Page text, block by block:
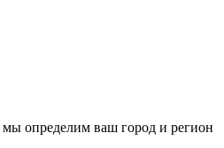
определим ваш город и регион